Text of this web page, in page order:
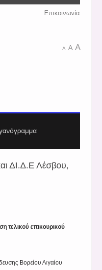
Επικοινωνία
A A A
ΔΙ.Δ.Ε Λέσβου,
τελικού επικουρικού
Βορείου Αιγαίου